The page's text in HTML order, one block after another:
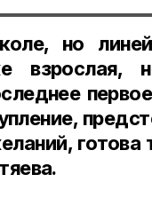
но
взрослая,
готова
.